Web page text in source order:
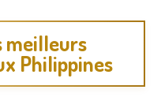
meilleurs
Philippines